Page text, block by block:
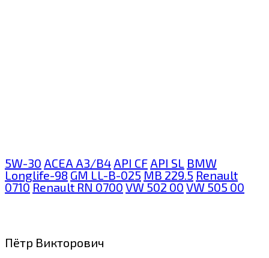
5W-30 ACEA A3/B4 API CF API SL BMW
Longlife-98 GM LL-B-025 MB 229.5 Renault
0710 Renault RN 0700 VW 502 00 VW 505 00
Пётр Викторович